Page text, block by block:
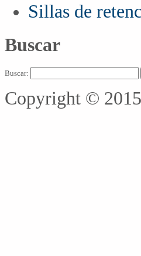
Sillas de
Buscar
Buscar:
Copyright ©